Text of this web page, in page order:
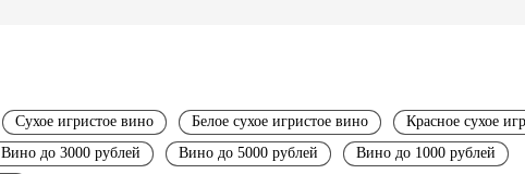
Сухое игристое вино Белое сухое игристое вино
Красное сухое
Вино до 3000 рублей Вино до 5000 рублей
Вино до 1000 рублей